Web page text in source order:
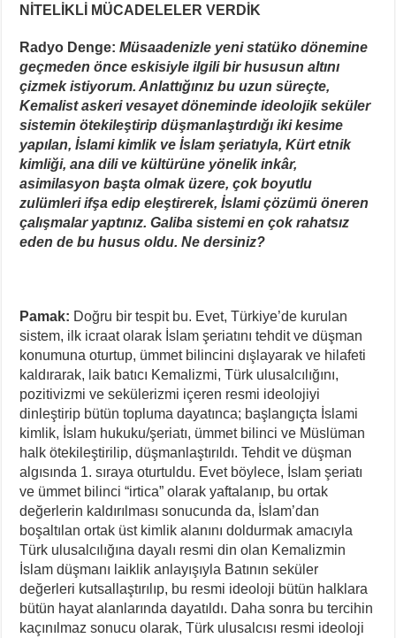
NİTELİKLİ MÜCADELELER VERDİK
Radyo Denge:Müsaadenizle yeni statüko dönemine
geçmeden önce eskisiyle ilgili bir hususun altını
çizmek istiyorum. Anlattığınız bu uzun süreçte,
Kemalist askeri vesayet döneminde ideolojik seküler
sistemin ötekileştirip düşmanlaştırdığı iki kesime
yapılan, İslami kimlik ve İslam şeriatıyla, Kürt etnik
kimliği, ana dili ve kültürüne yönelik inkâr,
asimilasyon başta olmak üzere, çok boyutlu
zulümleri ifşa edip eleştirerek, İslami çözümü öneren
çalışmalar yaptınız. Galiba sistemi en çok rahatsız
eden de bu husus oldu. Ne dersiniz?
Pamak: Doğru bir tespit bu. Evet, Türkiye’de kurulan
sistem, ilk icraat olarak İslam şeriatını tehdit ve düşman
konumuna oturtup, ümmet bilincini dışlayarak ve hilafeti
kaldırarak, laik batıcı Kemalizmi, Türk ulusalcılığını,
pozitivizmi ve sekülerizmi içeren resmi ideolojiyi
dinleştirip bütün topluma dayatınca; başlangıçta İslami
kimlik, İslam hukuku/şeriatı, ümmet bilinci ve Müslüman
halk ötekileştirilip, düşmanlaştırıldı. Tehdit ve düşman
algısında 1. sıraya oturtuldu. Evet böylece, İslam şeriatı
ve ümmet bilinci “irtica” olarak yaftalanıp, bu ortak
değerlerin kaldırılması sonucunda da, İslam’dan
boşaltılan ortak üst kimlik alanını doldurmak amacıyla
Türk ulusalcılığına dayalı resmi din olan Kemalizmin
İslam düşmanı laiklik anlayışıyla Batının seküler
değerleri kutsallaştırılıp, bu resmi ideoloji bütün halklara
bütün hayat alanlarında dayatıldı. Daha sonra bu tercihin
kaçınılmaz sonucu olarak, Türk ulusalcısı resmi ideoloji